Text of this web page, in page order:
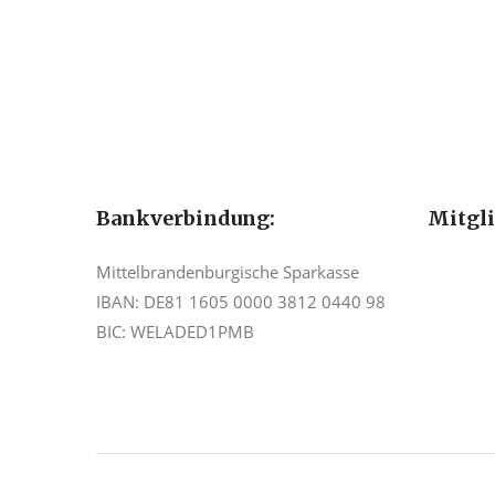
Bankverbindung:
Mittelbrandenburgische Sparkasse
IBAN: DE81 1605 0000 3812 0440 98
BIC: WELADED1PMB